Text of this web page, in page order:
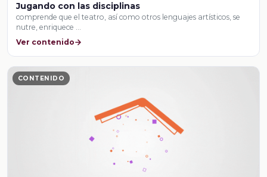
Jugando con las disciplinas
comprende que el teatro, así como otros lenguajes artísticos, se
nutre, enriquece …
Ver contenido
CONTENIDO